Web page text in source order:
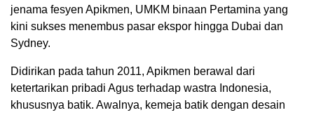
jenama fesyen Apikmen, UMKM binaan Pertamina yang
kini sukses menembus pasar ekspor hingga Dubai dan
Sydney.
Didirikan pada tahun 2011, Apikmen berawal dari
ketertarikan pribadi Agus terhadap wastra Indonesia,
khususnya batik. Awalnya, kemeja batik dengan desain